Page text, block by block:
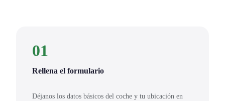
01
Rellena el formulario
Déjanos los datos básicos del coche y tu ubicación en